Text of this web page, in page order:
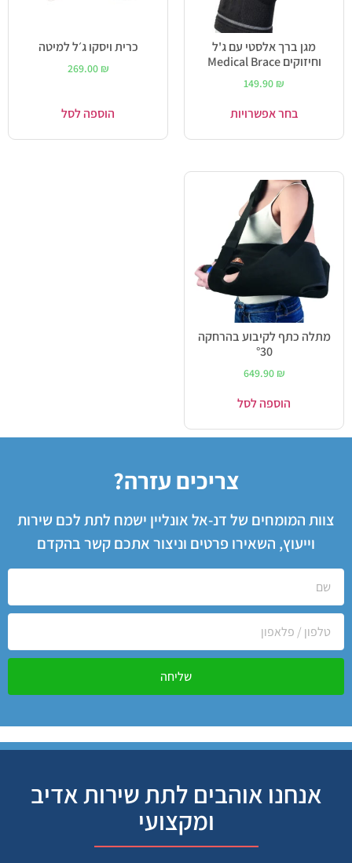
מגן ברך אלסטי עם ג'ל
וחיזוקים Medical Brace
149.90 ₪
בחר אפשרויות
כרית ויסקו ג׳ל למיטה
269.00 ₪
הוספה לסל
מתלה כתף לקיבוע בהרחקה
°30
649.90 ₪
הוספה לסל
צריכים עזרה?
צוות המומחים של דנ-אל אונליין ישמח לתת לכם שירות
וייעוץ, השאירו פרטים וניצור אתכם קשר בהקדם
שליחה
אנחנו אוהבים לתת שירות אדיב
ומקצועי